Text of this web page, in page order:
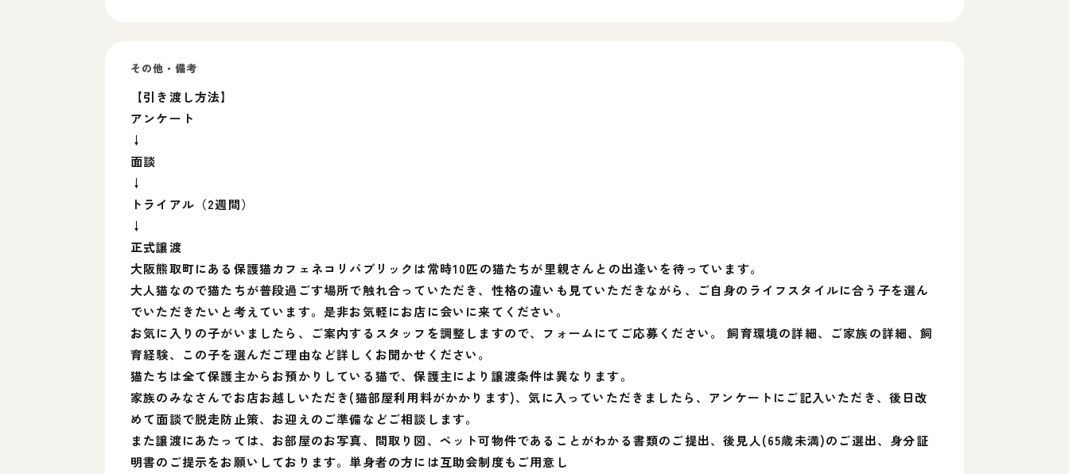
その他・備考
【引き渡し方法】
アンケート
↓
面談
↓
トライアル（2週間）
↓
正式譲渡
大阪熊取町にある保護猫カフェネコリパブリックは常時10匹の猫たちが里親さんとの出逢いを待っています。
大人猫なので猫たちが普段過ごす場所で触れ合っていただき、性格の違いも見ていただきながら、ご自身のライフスタイルに合う子を選ん
でいただきたいと考えています。是非お気軽にお店に会いに来てください。
お気に入りの子がいましたら、ご案内するスタッフを調整しますので、フォームにてご応募ください。 飼育環境の詳細、ご家族の詳細、飼
育経験、この子を選んだご理由など詳しくお聞かせください。
猫たちは全て保護主からお預かりしている猫で、保護主により譲渡条件は異なります。
家族のみなさんでお店お越しいただき(猫部屋利用料がかかります)、気に入っていただきましたら、アンケートにご記入いただき、後日改
めて面談で脱走防止策、お迎えのご準備などご相談します。
また譲渡にあたっては、お部屋のお写真、間取り図、ペット可物件であることがわかる書類のご提出、後見人(65歳未満)のご選出、身分証
明書のご提示をお願いしております。単身者の方には互助会制度もご用意し